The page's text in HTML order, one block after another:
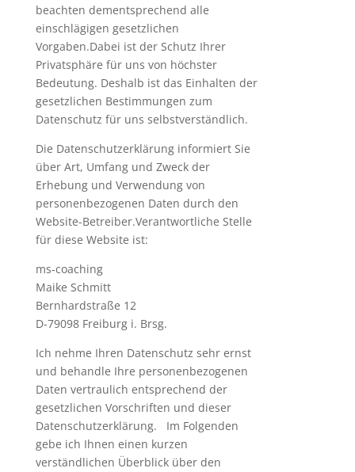
beachten dementsprechend alle
einschlägigen gesetzlichen
Vorgaben.Dabei ist der Schutz Ihrer
Privatsphäre für uns von höchster
Bedeutung. Deshalb ist das Einhalten der
gesetzlichen Bestimmungen zum
Datenschutz für uns selbstverständlich.
Die Datenschutzerklärung informiert Sie
über Art, Umfang und Zweck der
Erhebung und Verwendung von
personenbezogenen Daten durch den
Website-Betreiber.Verantwortliche Stelle
für diese Website ist:
ms-coaching
Maike Schmitt
Bernhardstraße 12
D-79098 Freiburg i. Brsg.
Ich nehme Ihren Datenschutz sehr ernst
und behandle Ihre personenbezogenen
Daten vertraulich entsprechend der
gesetzlichen Vorschriften und dieser
Datenschutzerklärung. Im Folgenden
gebe ich Ihnen einen kurzen
verständlichen Überblick über den